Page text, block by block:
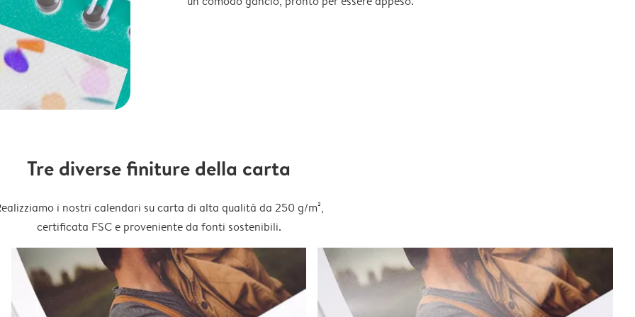
Tre diverse finiture della carta
i nostri calendari su carta di alta qualità da 250 g/m²,
certificata FSC e proveniente da fonti sostenibili.